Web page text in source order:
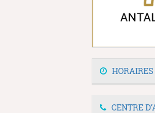
HORAIRES
CENTRE